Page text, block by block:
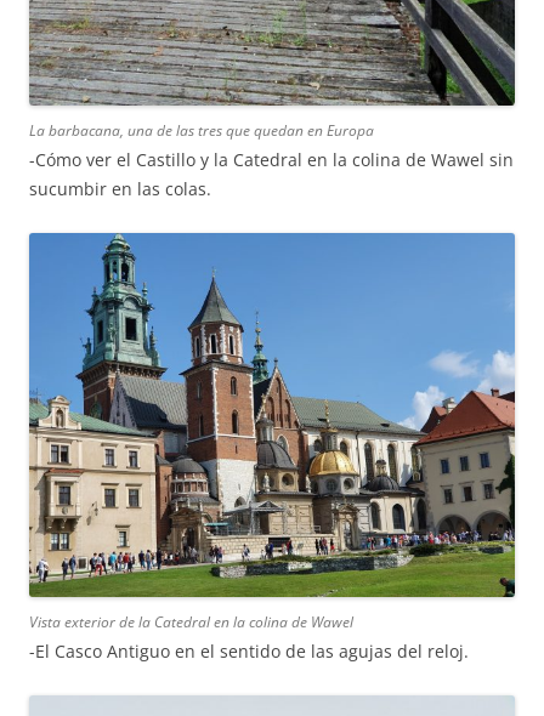
La barbacana, una de las tres que quedan en Europa
-Cómo ver el Castillo y la Catedral en la colina de Wawel sin
sucumbir en las colas.
Vista exterior de la Catedral en la colina de Wawel
-El Casco Antiguo en el sentido de las agujas del reloj.